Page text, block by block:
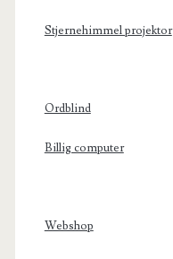
Stjernehimmel projektor
Ordblind
Billig computer
Webshop